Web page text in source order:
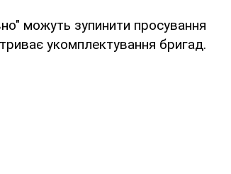
можуть зупинити просування
укомплектування бригад.